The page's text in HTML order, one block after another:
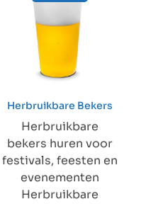
Herbruikbare Bekers
Herbruikbare
bekers huren voor
festivals, feesten en
evenementen
Herbruikbare